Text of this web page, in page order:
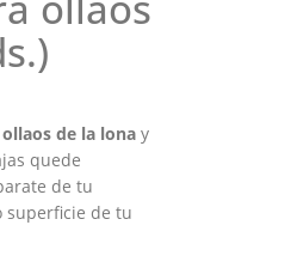
de la lona y
quede
de tu
superficie de tu